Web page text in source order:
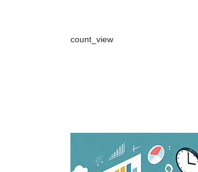
count_view
viết